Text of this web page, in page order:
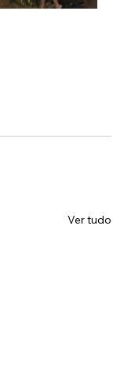
Ver tudo